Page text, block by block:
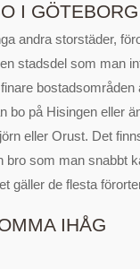
I GÖTEBORG
andra storstäder,
stadsdel som man
bo på Hisingen eller
eller Orust. Det
bro som man snabbt
gäller de flesta
IHÅG